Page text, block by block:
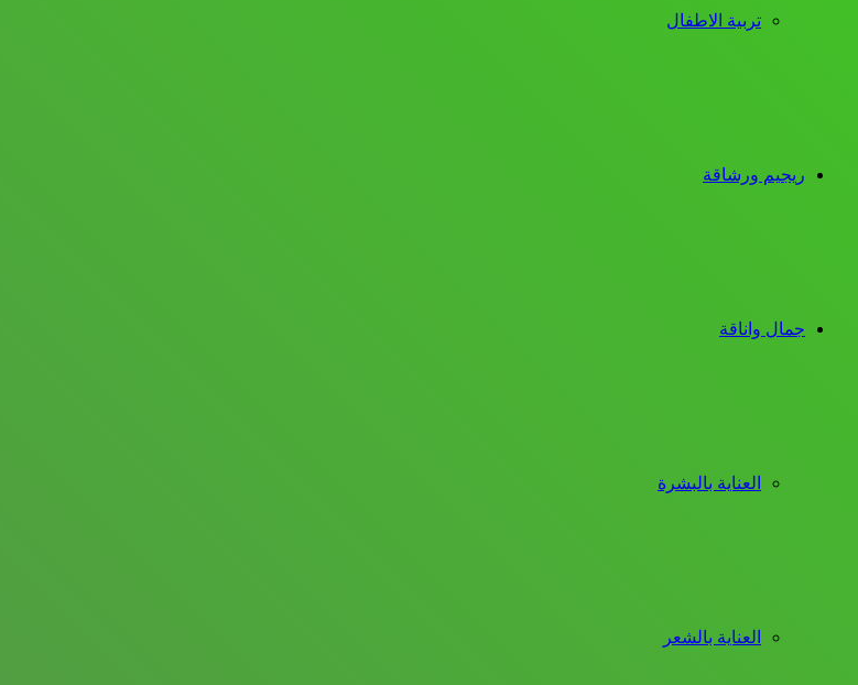
تربية الاطفال
ريجيم ورشاقة
جمال واناقة
العناية بالبشرة
العناية بالشعر